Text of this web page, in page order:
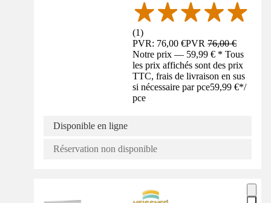
(1)
PVR: 76,00 €PVR76,00 €
Notre prix — 59,99 € * Tous
les prix affichés sont des prix
TTC, frais de livraison en sus
si nécessaire par pce59,99 €*/
pce
Disponible en ligne
Réservation non disponible